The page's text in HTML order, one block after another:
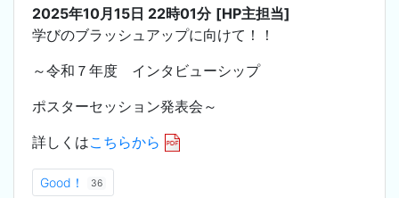
2025年10月15日 22時01分 [HP主担当]
学びのブラッシュアップに向けて！！
～令和７年度 インタビューシップ
ポスターセッション発表会～
詳しくはこちらから
Good！ 36